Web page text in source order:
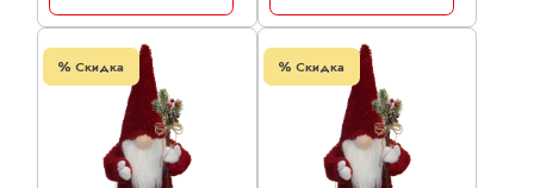
Скидка Скидка